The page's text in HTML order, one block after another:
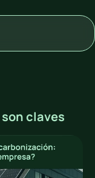
claves